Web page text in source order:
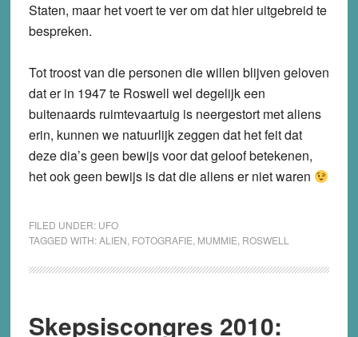
Staten, maar het voert te ver om dat hier uitgebreid te
bespreken.
Tot troost van die personen die willen blijven geloven
dat er in 1947 te Roswell wel degelijk een
buitenaards ruimtevaartuig is neergestort met aliens
erin, kunnen we natuurlijk zeggen dat het feit dat
deze dia’s geen bewijs voor dat geloof betekenen,
het ook geen bewijs is dat die aliens er niet waren
FILED UNDER: UFO
TAGGED WITH:ALIEN FOTOGRAFIE MUMMIE ROSWELL
Skepsiscongres 2010: